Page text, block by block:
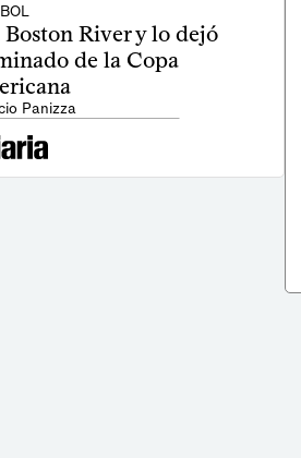
River y lo dejó
de la Copa
Panizza